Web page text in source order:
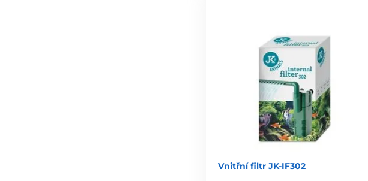
Vnitřní filtr JK-IF302